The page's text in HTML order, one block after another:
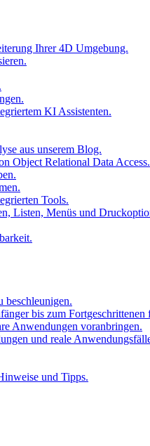
Ihrer 4D Umgebung.
KI Assistenten.
aus unserem Blog.
Object Relational Data Access.
Tools.
Listen, Menüs und
beschleunigen.
bis zum Fortgeschrittenen
Anwendungen voranbringen.
und reale
und Tipps.